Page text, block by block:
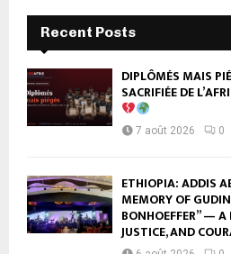
Recent Posts
DIPLÔMÉS MAIS
SACRIFIÉE DE
7 août 2026 0
ETHIOPIA: ADDIS
MEMORY OF
BONHOEFFER” — A
JUSTICE, AND